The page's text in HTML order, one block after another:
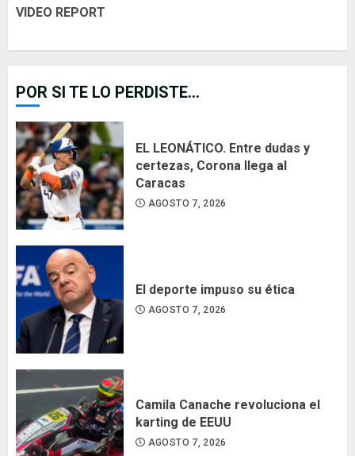
VIDEO REPORT
POR SI TE LO PERDISTE...
EL LEONÁTICO. Entre dudas y
certezas, Corona llega al
Caracas
AGOSTO 7, 2026
El deporte impuso su ética
AGOSTO 7, 2026
Camila Canache revoluciona el
karting de EEUU
AGOSTO 7, 2026